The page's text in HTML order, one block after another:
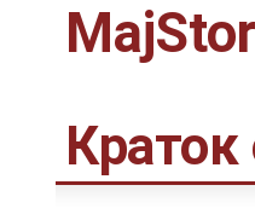
Краток